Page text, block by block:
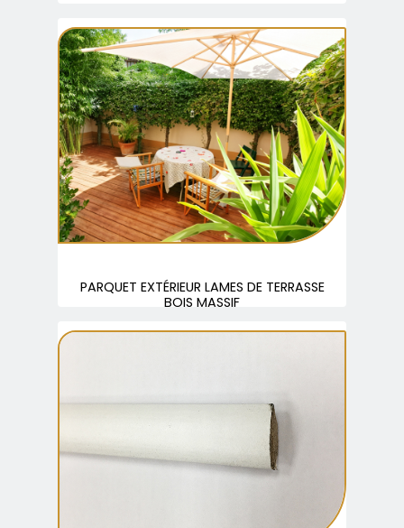
PARQUET EXTÉRIEUR LAMES DE TERRASSE
BOIS MASSIF